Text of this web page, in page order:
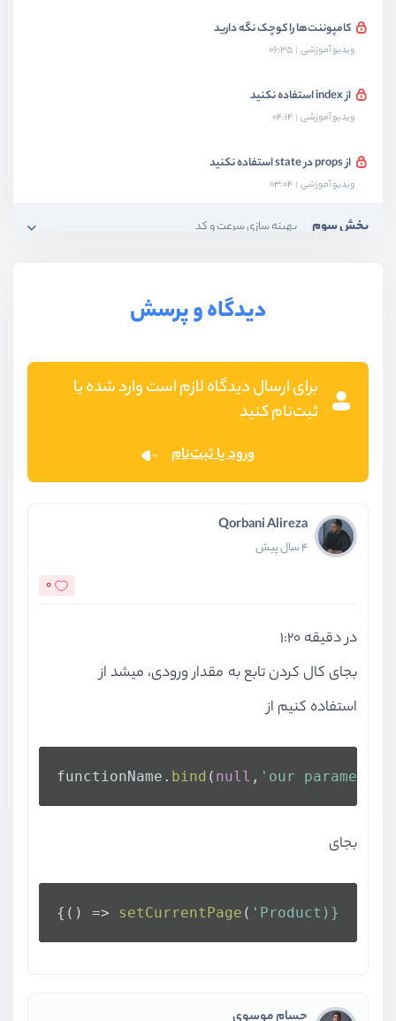
کامپوننت‌ها را کوچک نگه دارید
ویدیو آموزشی 06:35
از index استفاده نکنید
ویدیو آموزشی 04:14
از props در state استفاده نکنید
ویدیو آموزشی 03:04
بخش سوم بهینه سازی سرعت و کد
دیدگاه و پرسش
برای ارسال دیدگاه لازم است وارد شده یا
ثبت‌نام کنید
ورود یا ثبت‌نام
Qorbani Alireza
4 سال پیش
0
در دقیقه ۱:۲۰
بجای کال کردن تابع به مقدار ورودی، میشد از
استفاده کنیم از
functionName. bind ( null , 'our parameter'
بجای
{ () => setCurrentPage ( 'Product)}